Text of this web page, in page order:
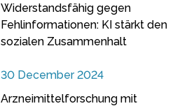
Widerstandsfähig gegen
Fehlinformationen: KI stärkt den
sozialen Zusammenhalt
30 December 2024
Arzneimittelforschung mit